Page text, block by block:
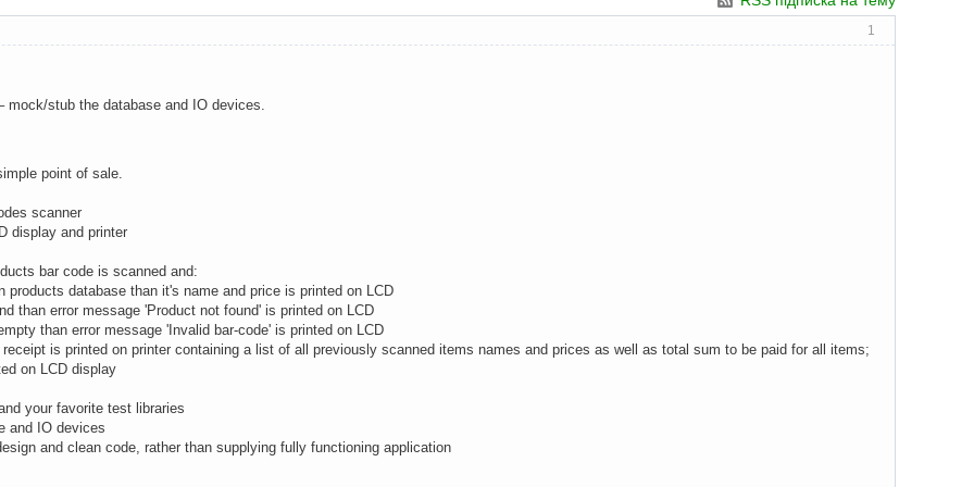
1
mock/stub the database and IO devices.
point of sale.
scanner
display and printer
bar code is scanned and:
products database than it's name and price is printed on LCD
than error message 'Product not found' is printed on LCD
than error message 'Invalid bar-code' is printed on LCD
is printed on printer containing a list of all previously scanned items names and prices as well as total sum to be paid for all items;
on LCD display
your favorite test libraries
and IO devices
and clean code, rather than supplying fully functioning application